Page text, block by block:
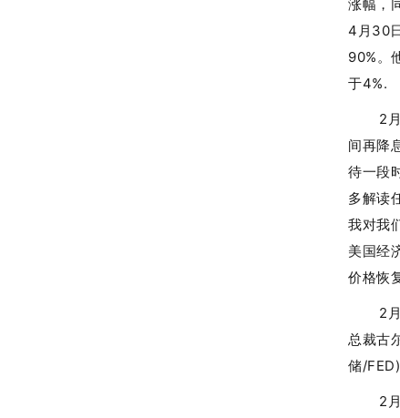
涨幅，
4月30
90%。
于4%.
2
间再降
待一段
多解读
我对我
美国经
价格恢
2
总裁古
储/
2